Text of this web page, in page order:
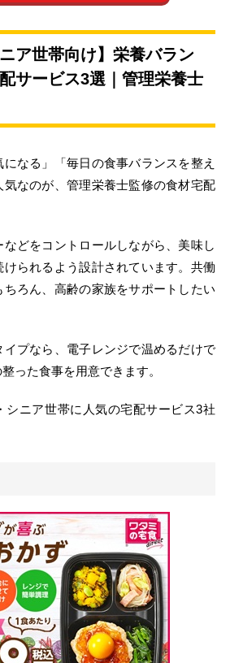
ア世帯向け】栄養バラン
サービス3選｜管理栄養士
になる」「毎日の食事バランスを整え
なのが、管理栄養士監修の食材宅配
どをコントロールしながら、美味し
けられるよう設計されています。共働
ちろん、高齢の家族をサポートしたい
プなら、電子レンジで温めるだけで
った食事を用意できます。
シニア世帯に人気の宅配サービス3社